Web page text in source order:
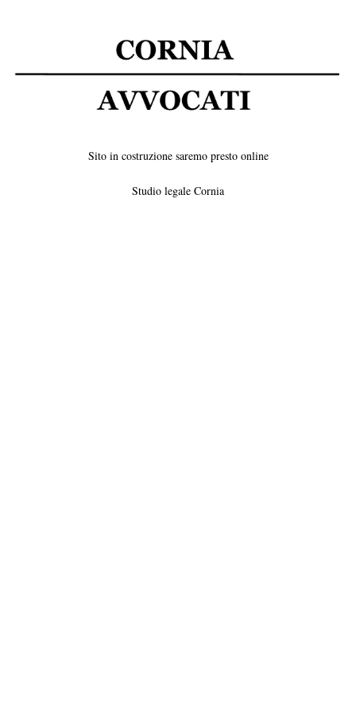
Sito in costruzione saremo presto online
Studio legale Cornia